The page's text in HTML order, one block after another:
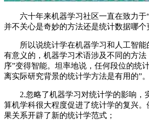
六十年来机器学习社区一直在致力于“
并不关心是奇妙的方法还是统计数据哪个
所以说统计学在机器学习和人工智能
有意义的，机器学习术语涉及不同的方法
序”变得智能。坦率地说，任何段位的统
离实际研究背景的统计学方法是有用的”。
2.忽略了机器学习对统计学的影响，
算机学科很大程度促进了统计学的复兴。
果关系开辟了新的统计学范式；